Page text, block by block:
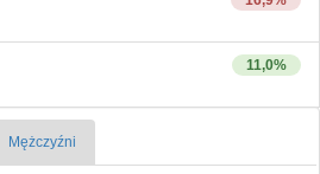
11,0%
Mężczyźni